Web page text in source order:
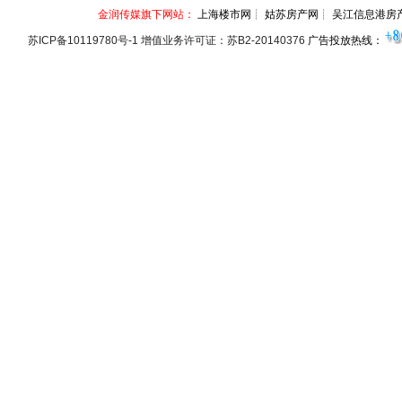
金润传媒旗下网站： 上海楼市网┊ 姑苏房产网┊ 吴江信息港
苏ICP备10119780号-1 增值业务许可证：苏B2-20140376 广告投放热线：